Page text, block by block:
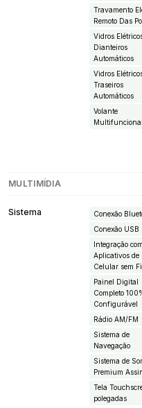
Travamento
Remoto Das
Vidros
Dianteiros
Automáticos
Vidros
Traseiros
Automáticos
Volante
Multifuncional
MULTIMÍDIA
Sistema
Conexão
Conexão USB
Integração com
Aplicativos de
Celular sem
Painel Digital
Completo
Configurável
Rádio AM/FM
Sistema de
Navegação
Sistema de
Premium
Tela
polegadas